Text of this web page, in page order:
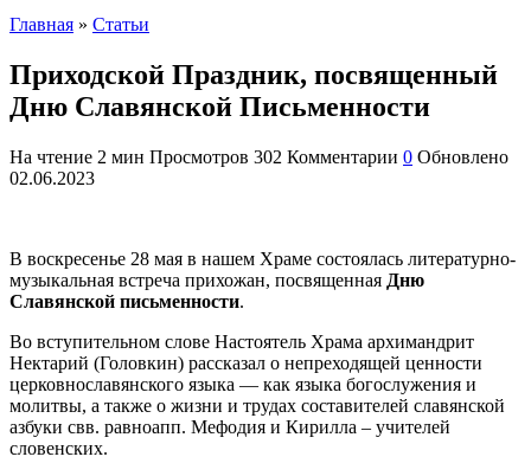
Главная » Статьи
Приходской Праздник, посвященный
Дню Славянской Письменности
На чтение 2 мин Просмотров 302 Комментарии 0 Обновлено
02.06.2023
В воскресенье 28 мая в нашем Храме состоялась литературно-
музыкальная встреча прихожан, посвященная Дню
Славянской письменности.
Во вступительном слове Настоятель Храма архимандрит
Нектарий (Головкин) рассказал о непреходящей ценности
церковнославянского языка — как языка богослужения и
молитвы, а также о жизни и трудах составителей славянской
азбуки свв. равноапп. Мефодия и Кирилла – учителей
словенских.